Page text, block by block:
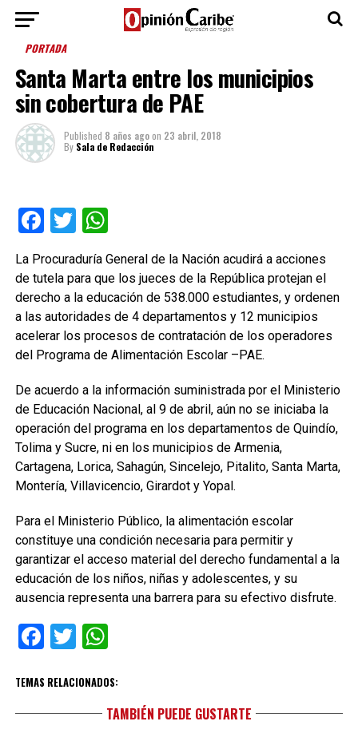
PORTADA
Santa Marta entre los municipios
sin cobertura de PAE
Published 8 años agoon 23 abril, 2018
By Sala de Redacción
Facebook
TwitterWhatsApp
La Procuraduría General de la Nación acudirá a acciones
de tutela para que los jueces de la República protejan el
derecho a la educación de 538.000 estudiantes, y ordenen
a las autoridades de 4 departamentos y 12 municipios
acelerar los procesos de contratación de los operadores
del Programa de Alimentación Escolar –PAE.
De acuerdo a la información suministrada por el Ministerio
de Educación Nacional, al 9 de abril, aún no se iniciaba la
operación del programa en los departamentos de Quindío,
Tolima y Sucre, ni en los municipios de Armenia,
Cartagena, Lorica, Sahagún, Sincelejo, Pitalito, Santa Marta,
Montería, Villavicencio, Girardot y Yopal.
Para el Ministerio Público, la alimentación escolar
constituye una condición necesaria para permitir y
garantizar el acceso material del derecho fundamental a la
educación de los niños, niñas y adolescentes, y su
ausencia representa una barrera para su efectivo disfrute.
Facebook
TwitterWhatsApp
TEMAS RELACIONADOS:
TAMBIÉN PUEDE GUSTARTE